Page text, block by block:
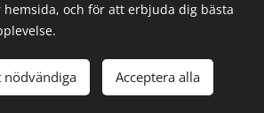
Webnode Cookies
hemsida, och för att erbjuda dig bästa
nödvändiga Acceptera alla